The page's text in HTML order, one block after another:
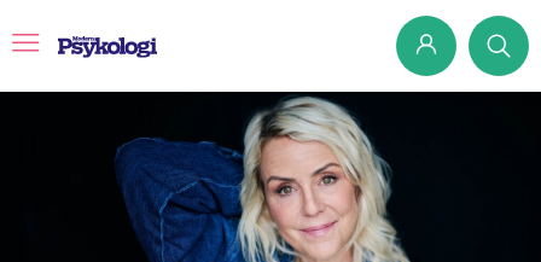
Prenumerera
Det har jag lärt mig